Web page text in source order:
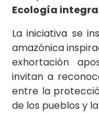
Ecología
La iniciativa se
amazónica
exhortación
invitan a
entre la
de los pueblos y